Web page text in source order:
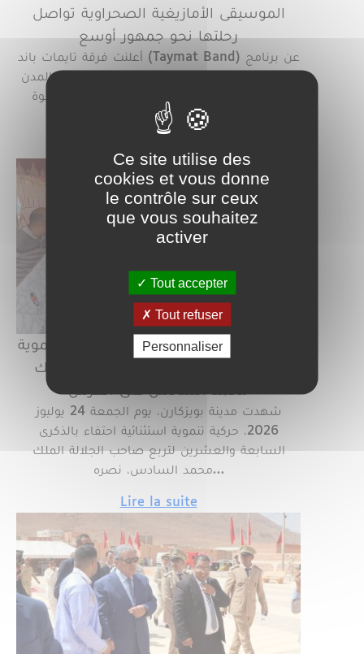
الموسيقى الأمازيغية الصحراوية تواصل
رحلتها نحو جمهور أوسع
أعلنت فرقة تايمات باند (Taymat Band) عن برنامج
جولتها الفنية الصيفية، التي ستجوب عددًا من المدن
المغربية خلال شهري غشت وشتنبر، في خطوة
جديدة تؤكد…
بويزكارن تعزز بنيتها التحتية بمشاريع تنموية
جديدة بمناسبة الذكرى 27 لتربع الملك
محمد السادس على العرش
​شهدت مدينة بويزكارن، يوم الجمعة 24 يوليوز
2026، حركية تنموية استثنائية احتفاء بالذكرى
السابعة والعشرين لتربع صاحب الجلالة الملك
محمد السادس، نصره…
Lire la suite
Ce site utilise des
cookies et vous donne
le contrôle sur ceux
que vous souhaitez
activer
Tout accepter
Tout refuser
Personnaliser